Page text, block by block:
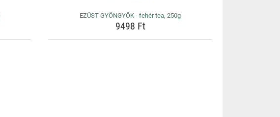
EZÜST GYÖNGYÖK - fehér tea, 250g
9498 Ft